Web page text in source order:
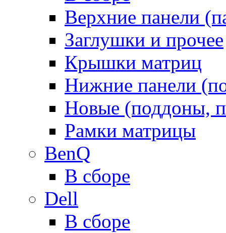
Верхние панели
Заглушки и прочее
Крышки матриц
Нижние панели
Новые (поддоны,
Рамки матрицы
BenQ
В сборе
Dell
В сборе